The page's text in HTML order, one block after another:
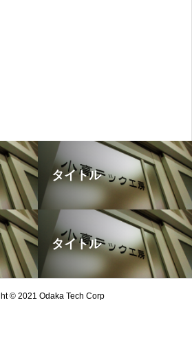
タイトル
タイトル
© 2021 Odaka Tech Corp